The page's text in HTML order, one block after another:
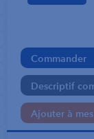
Commander
Descriptif
Ajouter à